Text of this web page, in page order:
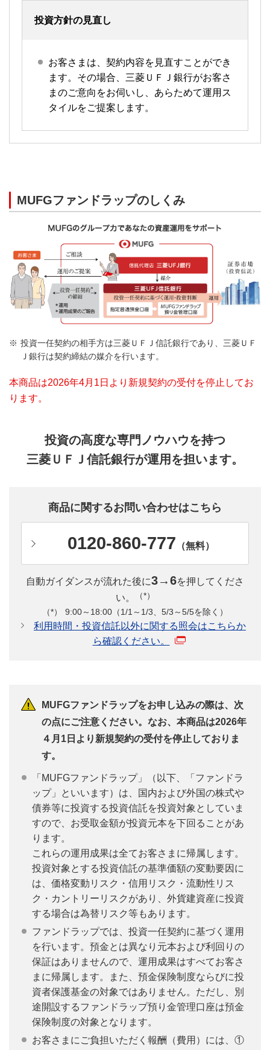
投資方針の見直し
お客さまは、契約内容を見直すことができ
ます。その場合、三菱ＵＦＪ銀行がお客さ
まのご意向をお伺いし、あらためて運用ス
タイルをご提案します。
MUFGファンドラップのしくみ
投資一任契約の相手方は三菱ＵＦＪ信託銀行であり、三菱ＵＦ
Ｊ銀行は契約締結の媒介を行います。
本商品は2026年4月1日より新規契約の受付を停止してお
ります。
投資の高度な専門ノウハウを持つ
三菱ＵＦＪ信託銀行が運用を担います。
商品に関するお問い合わせはこちら
0120-860-777 （無料）
自動ガイダンスが流れた後に3→6を押してくださ
い。
（*）
9:00～18:00（1/1～1/3、5/3～5/5を除く）
利用時間・投資信託以外に関する照会はこちらか
ら確認ください。
MUFGファンドラップをお申し込みの際は、次
の点にご注意ください。なお、本商品は2026年
４月1日より新規契約の受付を停止しておりま
す。
「MUFGファンドラップ」（以下、「ファンドラ
ップ」といいます）は、国内および外国の株式や
債券等に投資する投資信託を投資対象としていま
すので、お受取金額が投資元本を下回ることがあ
ります。
これらの運用成果は全てお客さまに帰属します。
投資対象とする投資信託の基準価額の変動要因に
は、価格変動リスク・信用リスク・流動性リス
ク・カントリーリスクがあり、外貨建資産に投資
する場合は為替リスク等もあります。
ファンドラップでは、投資一任契約に基づく運用
を行います。預金とは異なり元本および利回りの
保証はありませんので、運用成果はすべてお客さ
まに帰属します。また、預金保険制度ならびに投
資者保護基金の対象ではありません。ただし、別
途開設するファンドラップ預り金管理口座は預金
保険制度の対象となります。
お客さまにご負担いただく報酬（費用）には、①